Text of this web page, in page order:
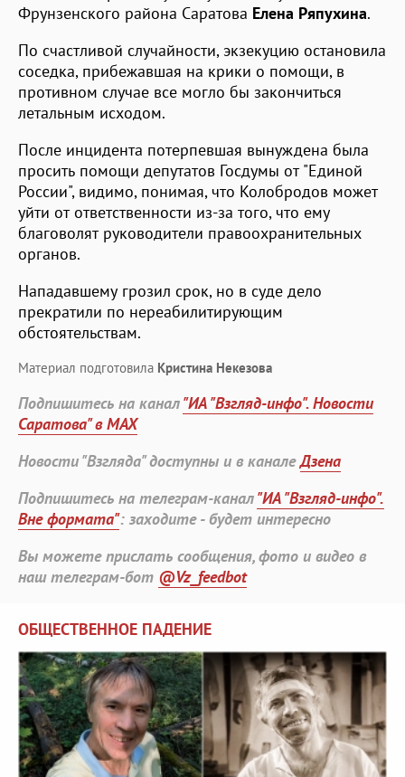
Фрунзенского района Саратова Елена Ряпухина.
По счастливой случайности, экзекуцию остановила
соседка, прибежавшая на крики о помощи, в
противном случае все могло бы закончиться
летальным исходом.
После инцидента потерпевшая вынуждена была
просить помощи депутатов Госдумы от "Единой
России", видимо, понимая, что Колобродов может
уйти от ответственности из-за того, что ему
благоволят руководители правоохранительных
органов.
Нападавшему грозил срок, но в суде дело
прекратили по нереабилитирующим
обстоятельствам.
Материал подготовила Кристина Некезова
Подпишитесь на канал"ИА "Взгляд-инфо". Новости
Саратова" в MAX
Новости "Взгляда" доступны и в каналеДзена
Подпишитесь на телеграм-канал"ИА "Взгляд-инфо".
Вне формата": заходите - будет интересно
Вы можете прислать сообщения, фото и видео в
наш телеграм-бот @Vz_feedbot
ОБЩЕСТВЕННОЕ ПАДЕНИЕ